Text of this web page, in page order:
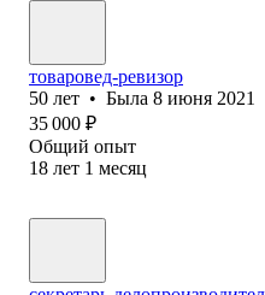
товаровед-ревизор
50 лет • Была 8 июня 2021
35 000 ₽
Общий опыт
18 лет 1 месяц